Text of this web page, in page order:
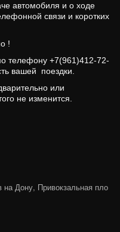
автомобиля и о ходе
связи и коротких
!
телефону +7(961)412-72-
вашей  поездки.
или
не изменится.
на Дону, Привокзальная пло